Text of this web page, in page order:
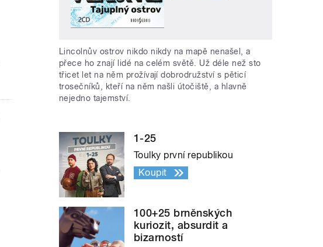
Lincolnův ostrov nikdo nikdy na mapě nenašel, a
přece ho znají lidé na celém světě. Už déle než sto
třicet let na něm prožívají dobrodružství s pěticí
trosečníků, kteří na něm našli útočiště, a hlavně
nejedno tajemství.
1-25
Toulky první republikou
Koupit
100+25 brněnských
kuriozit, absurdit a
bizarností